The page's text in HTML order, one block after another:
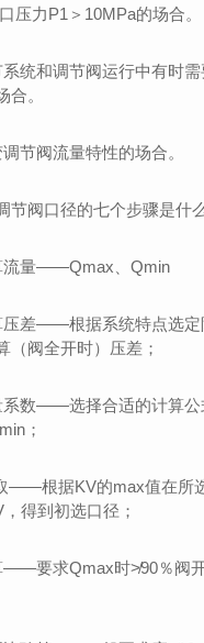
压力P1＞10MPa的场合。
统和调节阀运行中有时
合。
节阀流量特性的场合。
节阀口径的七个步骤是什
流量——Qmax、Qmin
压差——根据系统特点选定
（阀全开时）压差；
系数——选择合适的计算公
；
——根据KV的max值在所
得到初选口径；
——要求Qmax时≯90％阀